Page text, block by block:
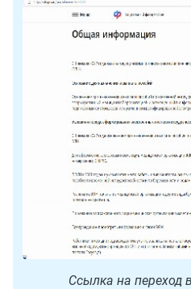
Ссылка на переход